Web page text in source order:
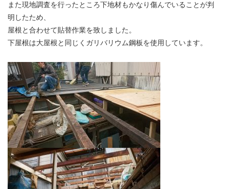
また現地調査を行ったところ下地材もかなり傷んでいることが判
明したため、
屋根と合わせて貼替作業を致しました。
下屋根は大屋根と同じくガリバリウム鋼板を使用しています。